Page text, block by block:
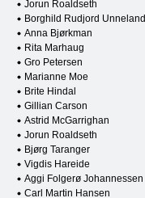
Jorun Roaldseth
Borghild Rudjord Unneland
Anna Bjørkman
Rita Marhaug
Gro Petersen
Marianne Moe
Brite Hindal
Gillian Carson
Astrid McGarrighan
Jorun Roaldseth
Bjørg Taranger
Vigdis Hareide
Aggi Folgerø Johannessen
Carl Martin Hansen